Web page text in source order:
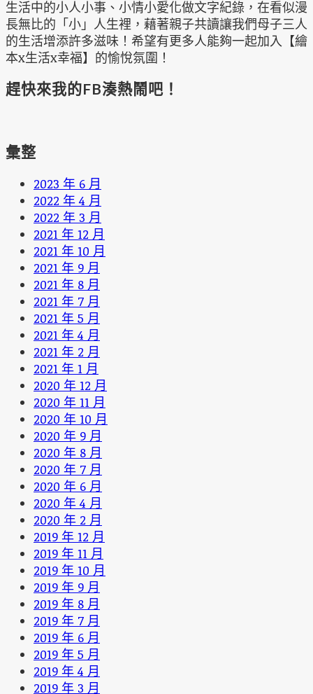
生活中的小人小事、小情小愛化做文字紀錄，在看似漫
長無比的「小」人生裡，藉著親子共讀讓我們母子三人
的生活增添許多滋味！希望有更多人能夠一起加入【繪
本x生活x幸福】的愉悅氛圍！
趕快來我的FB湊熱鬧吧！
彙整
2023 年 6 月
2022 年 4 月
2022 年 3 月
2021 年 12 月
2021 年 10 月
2021 年 9 月
2021 年 8 月
2021 年 7 月
2021 年 5 月
2021 年 4 月
2021 年 2 月
2021 年 1 月
2020 年 12 月
2020 年 11 月
2020 年 10 月
2020 年 9 月
2020 年 8 月
2020 年 7 月
2020 年 6 月
2020 年 4 月
2020 年 2 月
2019 年 12 月
2019 年 11 月
2019 年 10 月
2019 年 9 月
2019 年 8 月
2019 年 7 月
2019 年 6 月
2019 年 5 月
2019 年 4 月
2019 年 3 月